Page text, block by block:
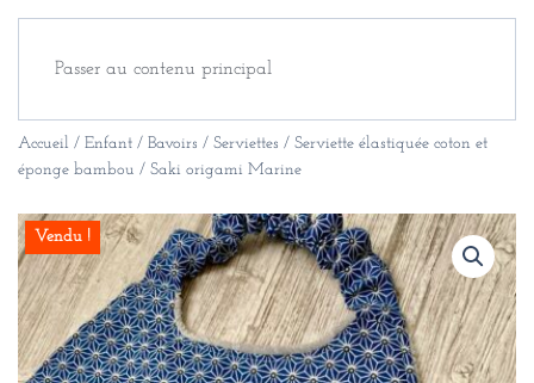
Passer au contenu principal
Accueil / Enfant / Bavoirs / Serviettes / Serviette élastiquée coton et
éponge bambou / Saki origami Marine
Vendu !